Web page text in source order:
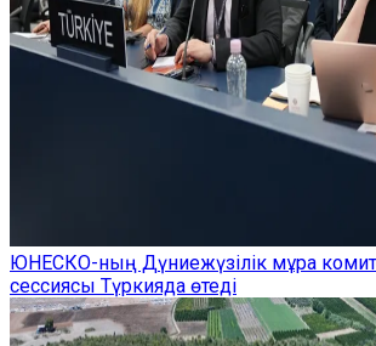
ЮНЕСКО-ның Дүниежүзілік мұра
сессиясы Түркияда өтеді